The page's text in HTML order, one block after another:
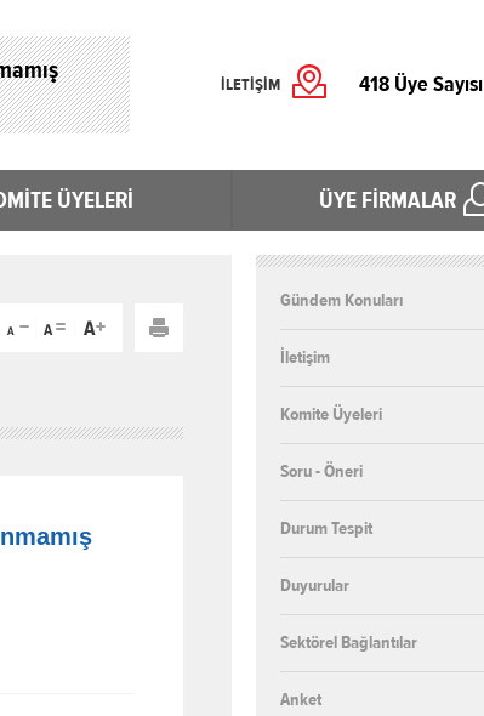
418 Üye Sayısı
ÜYELERİ ÜYE FİRMALAR
İLETİŞİM
Gündem Konuları
İletişim
Komite Üyeleri
Soru - Öneri
Durum Tespit
Duyurular
Sektörel Bağlantılar
Anket